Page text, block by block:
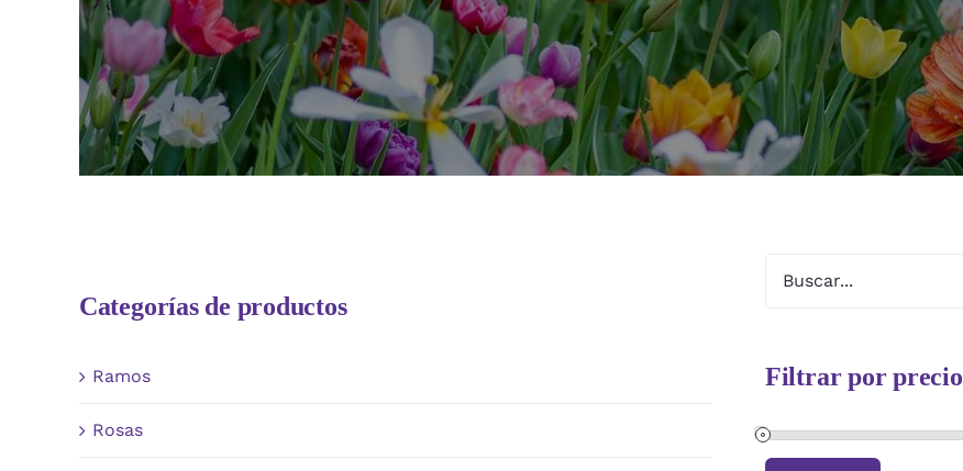
Categorías de productos
Ramos
Rosas
Filtrar por precio